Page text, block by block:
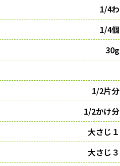
1/4わ
1/4個
30g
1/2片分
1/2かけ分
大さじ１
大さじ３